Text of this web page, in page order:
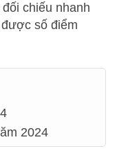
chiếu nhanh
số điểm
2024